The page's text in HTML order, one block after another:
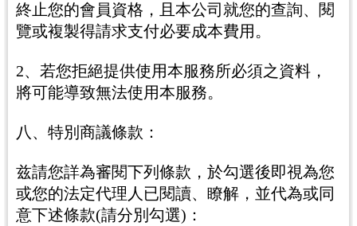
終止您的會員資格，且本公司就您的查詢、閱
覽或複製得請求支付必要成本費用。
2、若您拒絕提供使用本服務所必須之資料，
將可能導致無法使用本服務。
八、特別商議條款：
兹請您詳為審閱下列條款，於勾選後即視為您
或您的法定代理人已閱讀、瞭解，並代為或同
意下述條款(請分別勾選)：